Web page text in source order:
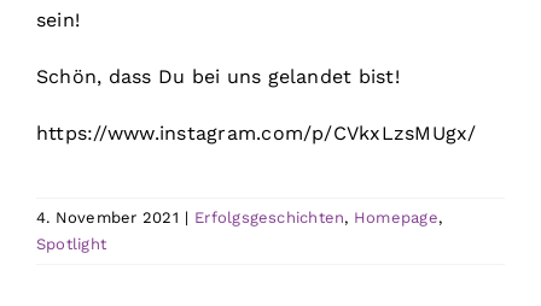
sein!
Schön, dass Du bei uns gelandet bist!
https://www.instagram.com/p/CVkxLzsMUgx/
4. November 2021 | Erfolgsgeschichten, Homepage,
Spotlight